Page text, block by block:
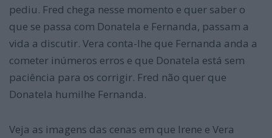
pediu. Fred chega nesse momento e quer saber o
que se passa com Donatela e Fernanda, passam a
vida a discutir. Vera conta-lhe que Fernanda anda a
cometer inúmeros erros e que Donatela está sem
paciência para os corrigir. Fred não quer que
Donatela humilhe Fernanda.
Veja as imagens das cenas em que Irene e Vera